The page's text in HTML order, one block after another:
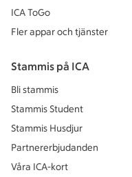
ICA ToGo
Fler appar och tjänster
Stammis på ICA
Bli stammis
Stammis Student
Stammis Husdjur
Partnererbjudanden
Våra ICA-kort